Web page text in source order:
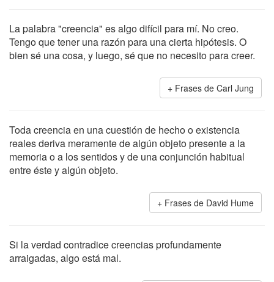
La palabra "creencia" es algo difícil para mí. No creo.
Tengo que tener una razón para una cierta hipótesis. O
bien sé una cosa, y luego, sé que no necesito para creer.
Frases de Carl Jung
Toda creencia en una cuestión de hecho o existencia
reales deriva meramente de algún objeto presente a la
memoria o a los sentidos y de una conjunción habitual
entre éste y algún objeto.
Frases de David Hume
Si la verdad contradice creencias profundamente
arraigadas, algo está mal.